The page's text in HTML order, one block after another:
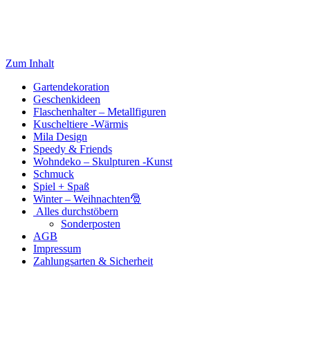
Zum Inhalt
Gartendekoration
Geschenkideen
Flaschenhalter – Metallfiguren
Kuscheltiere -Wärmis
Mila Design
Speedy & Friends
Wohndeko – Skulpturen -Kunst
Schmuck
Spiel + Spaß
Winter – Weihnachten🎅
Alles durchstöbern
Sonderposten
AGB
Impressum
Zahlungsarten & Sicherheit